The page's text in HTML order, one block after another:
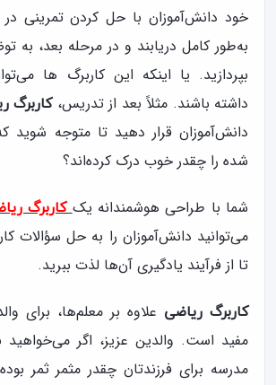
خود دانش‌آموزان با حل کردن تمرینی
به‌طور کامل دریابند و در مرحله بعد، به
بپردازید. یا اینکه این کاربرگ ها
داشته باشند. مثلاً بعد از تدریس،کاربرگ
دانش‌آموزان قرار دهید تا متوجه
شده را چقدر خوب درک کرده‌اند؟
شما با طراحی هوشمندانه یککاربرگ
می‌توانید دانش‌آموزان را به حل سؤالات
تا از فرآیند یادگیری آن‌ها لذت ببرید.
کاربرگ ریاضی علاوه بر معلم‌ها، برای
مفید است. والدین عزیز، اگر می‌خواهید
مدرسه برای فرزندتان چقدر مثمر ثمر